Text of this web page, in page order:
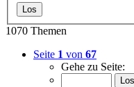
1070 Themen
Seite 1 von 67
Gehe zu Seite: